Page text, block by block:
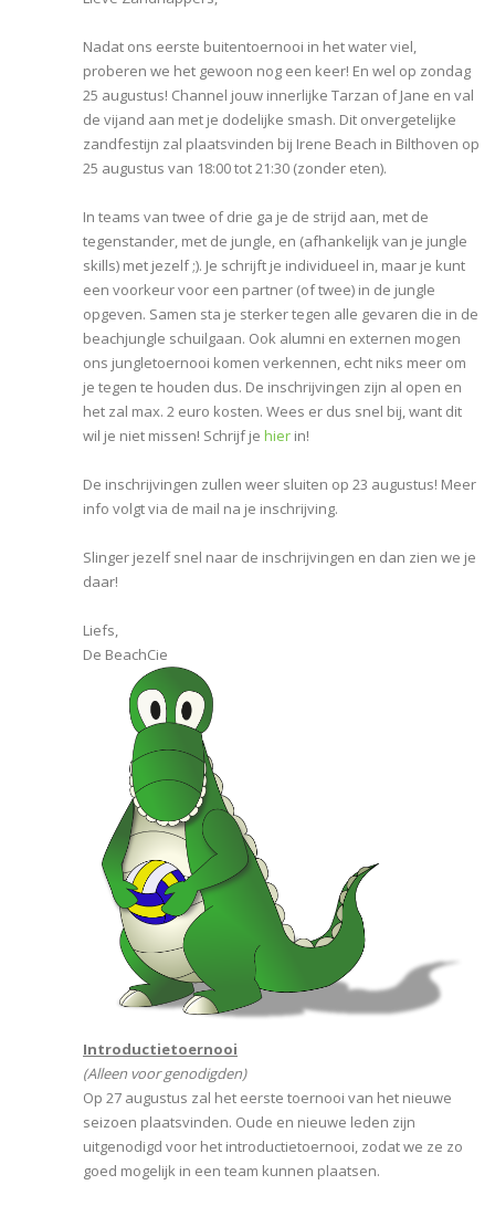
Nadat ons eerste buitentoernooi in het water viel,
proberen we het gewoon nog een keer! En wel op zondag
25 augustus! Channel jouw innerlijke Tarzan of Jane en val
de vijand aan met je dodelijke smash. Dit onvergetelijke
zandfestijn zal plaatsvinden bij Irene Beach in Bilthoven op
25 augustus van 18:00 tot 21:30 (zonder eten).
In teams van twee of drie ga je de strijd aan, met de
tegenstander, met de jungle, en (afhankelijk van je jungle
skills) met jezelf ;). Je schrijft je individueel in, maar je kunt
een voorkeur voor een partner (of twee) in de jungle
opgeven. Samen sta je sterker tegen alle gevaren die in de
beachjungle schuilgaan. Ook alumni en externen mogen
ons jungletoernooi komen verkennen, echt niks meer om
je tegen te houden dus. De inschrijvingen zijn al open en
het zal max. 2 euro kosten. Wees er dus snel bij, want dit
wil je niet missen! Schrijf je hier in!
De inschrijvingen zullen weer sluiten op 23 augustus! Meer
info volgt via de mail na je inschrijving.
Slinger jezelf snel naar de inschrijvingen en dan zien we je
daar!
Liefs,
De BeachCie
Introductietoernooi
(Alleen voor genodigden)
Op 27 augustus zal het eerste toernooi van het nieuwe
seizoen plaatsvinden. Oude en nieuwe leden zijn
uitgenodigd voor het introductietoernooi, zodat we ze zo
goed mogelijk in een team kunnen plaatsen.